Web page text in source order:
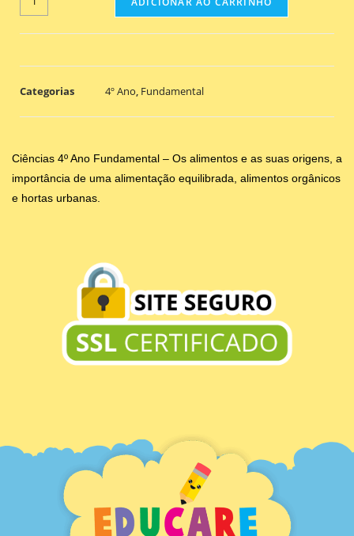
Categorias 4º Ano, Fundamental
Ciências 4º Ano Fundamental – Os alimentos e as suas origens, a
importância de uma alimentação equilibrada, alimentos orgânicos
e hortas urbanas.